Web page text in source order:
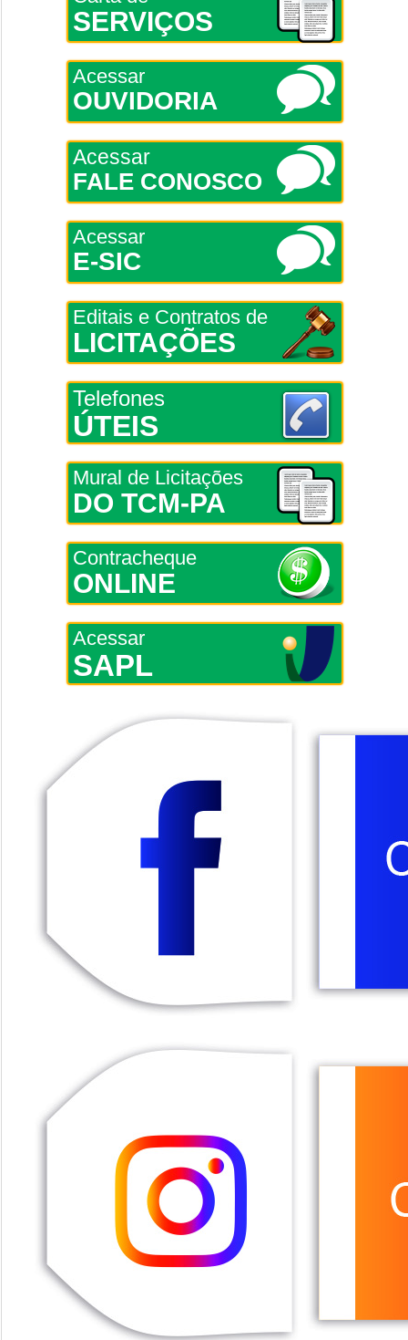
SERVIÇOS
Acessar
OUVIDORIA
Acessar
FALE CONOSCO
Acessar
E-SIC
Editais e Contratos de
LICITAÇÕES
Telefones
ÚTEIS
Mural de Licitações
DO TCM-PA
Contracheque
ONLINE
Acessar
SAPL